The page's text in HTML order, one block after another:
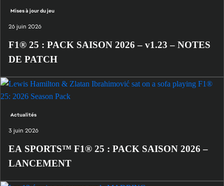
Mises à jour du jeu
26 juin 2026
F1® 25 : PACK SAISON 2026 – v1.23 – NOTES
DE PATCH
Actualités
3 juin 2026
EA SPORTS™ F1® 25 : PACK SAISON 2026 –
LANCEMENT